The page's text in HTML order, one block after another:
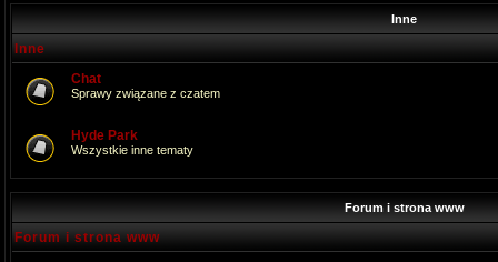
Inne
Inne
Chat
Sprawy związane z czatem
Hyde Park
Wszystkie inne tematy
Forum i strona www
Forum i strona www